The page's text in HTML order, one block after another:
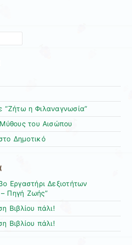
“Ζήτω η Φιλαναγνωσία”
Μύθους του Αισώπου
Δημοτικό
Εργαστήρι Δεξιοτήτων
Πηγή Ζωής”
Βιβλίου πάλι!
Βιβλίου πάλι!